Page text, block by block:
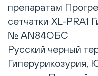
препаратам
сетчатки XL-PRA1
№ AN84ОБС
Русский черный
Гиперурикозурия,